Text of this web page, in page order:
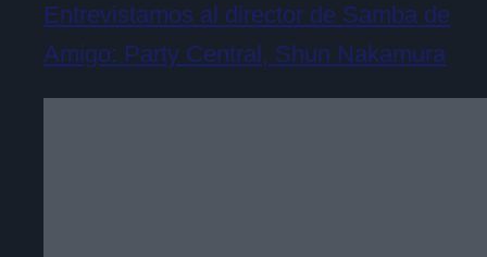
Entrevistamos al director de Samba de
Amigo: Party Central, Shun Nakamura